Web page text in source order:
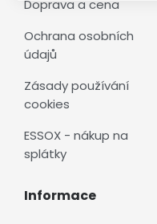
Doprava a cena
Ochrana osobních
údajů
Zásady používání
cookies
ESSOX - nákup na
splátky
Informace